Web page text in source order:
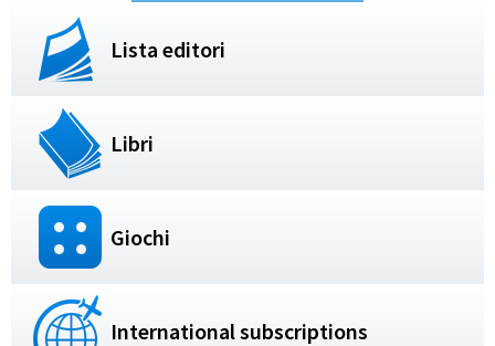
Lista editori
Libri
Giochi
International subscriptions